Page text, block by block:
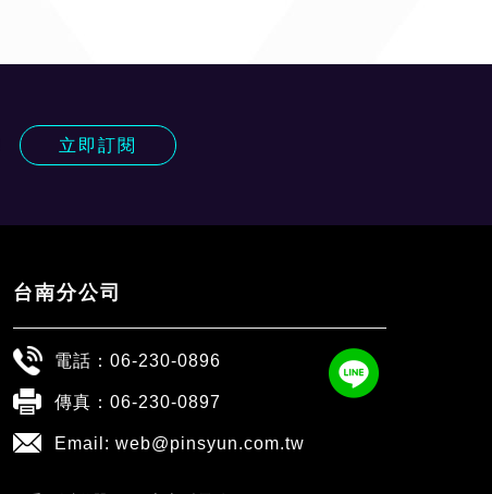
立即訂閱
台南分公司
電話： 06-230-0896
傳真：06-230-0897
Email: web@pinsyun.com.tw